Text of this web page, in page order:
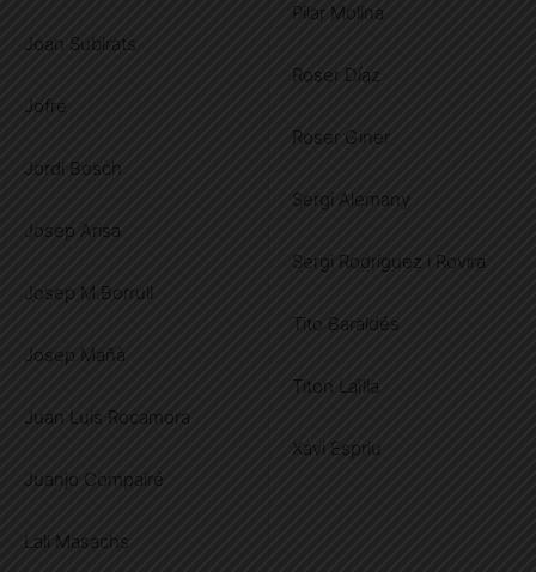
Joan Subirats
Jofre
Jordi Bosch
Josep Arisa
Josep M.Borrull
Josep Mañà
Juan Luis Rocamora
Juanjo Compairé
Lali Masachs
Pilar Molina
Roser Díaz
Roser Giner
Sergi Alemany
Sergi Rodríguez i Rovira
Tito Baraldés
Titon Laïlla
Xavi Espriu